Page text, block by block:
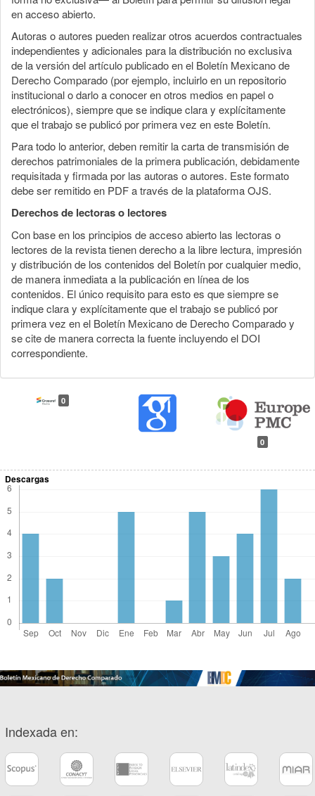
en acceso abierto.
Autoras o autores pueden realizar otros acuerdos contractuales
independientes y adicionales para la distribución no exclusiva
de la versión del artículo publicado en el Boletín Mexicano de
Derecho Comparado (por ejemplo, incluirlo en un repositorio
institucional o darlo a conocer en otros medios en papel o
electrónicos), siempre que se indique clara y explícitamente
que el trabajo se publicó por primera vez en este Boletín.
Para todo lo anterior, deben remitir la carta de transmisión de
derechos patrimoniales de la primera publicación, debidamente
requisitada y firmada por las autoras o autores. Este formato
debe ser remitido en PDF a través de la plataforma OJS.
Derechos de lectoras o lectores
Con base en los principios de acceso abierto las lectoras o
lectores de la revista tienen derecho a la libre lectura, impresión
y distribución de los contenidos del Boletín por cualquier medio,
de manera inmediata a la publicación en línea de los
contenidos. El único requisito para esto es que siempre se
indique clara y explícitamente que el trabajo se publicó por
primera vez en el Boletín Mexicano de Derecho Comparado y
se cite de manera correcta la fuente incluyendo el DOI
correspondiente.
0
0
Descargas
Indexada en: